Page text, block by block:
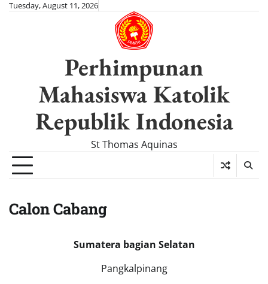
SkipTuesday, August 11, 2026
Perhimpunan
Mahasiswa Katolik
Republik Indonesia
St Thomas Aquinas
Calon Cabang
Sumatera bagian Selatan
Pangkalpinang